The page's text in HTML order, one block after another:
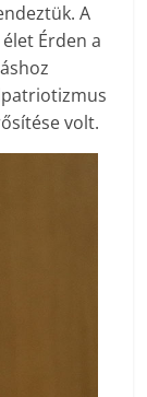
A
Érden a
volt.